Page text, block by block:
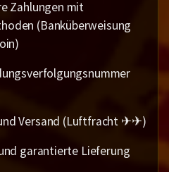
Zahlungen mit
(Banküberweisung
Versand (Luftfracht ✈✈)
garantierte Lieferung